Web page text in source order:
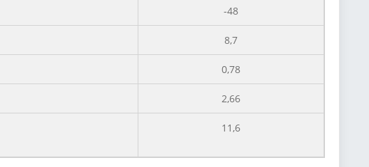
-48
8,7
0,78
2,66
11,6